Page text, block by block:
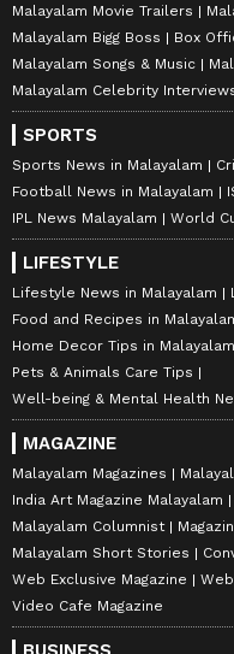
Malayalam Movie Trailers
Malayalam Bigg Boss
Box
Malayalam Songs & Music
Malayalam Celebrity
SPORTS
Sports News in Malayalam
Football News in Malayalam
IPL News Malayalam
World
LIFESTYLE
Lifestyle News in Malayalam
Food and Recipes in
Home Decor Tips in Malayalam
Pets & Animals Care Tips
Well-being & Mental Health
MAGAZINE
Malayalam Magazines
India Art Magazine Malayalam
Malayalam Columnist
Malayalam Short Stories
Web Exclusive Magazine
Video Cafe Magazine